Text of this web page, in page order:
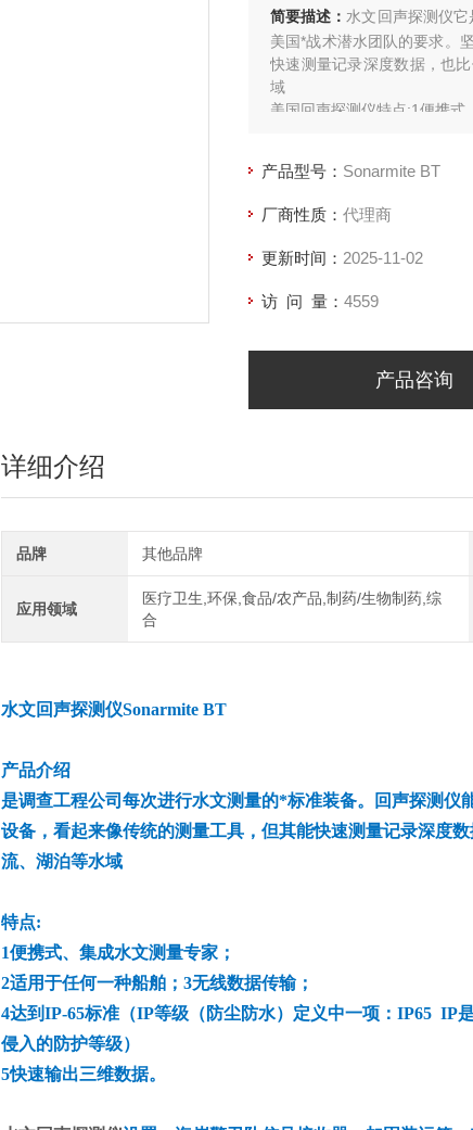
简要描述： 水文回声探测仪
美国*战术潜水团队的要求。
快速测量记录深度数据，也
域
美国回声探测仪特点:1便携式
产品型号： Sonarmite BT
厂商性质： 代理商
更新时间： 2025-11-02
访 问 量： 4559
产品咨询
详细介绍
品牌 其他品牌
应用领域
医疗卫生,环保,食品/农产品,制药/生物制药,综
合
水文回声探测仪Sonarmite BT
产品介绍
是调查工程公司每次进行水文测量的*标准装备。回声探测
设备，看起来像传统的测量工具，但其能快速测量记录深度
流、湖泊等水域
特点:
1便携式、集成水文测量专家；
2适用于任何一种船舶；3无线数据传输；
4达到IP-65标准（IP等级（防尘防水）定义中一项：IP65 IP
侵入的防护等级）
5快速输出三维数据。